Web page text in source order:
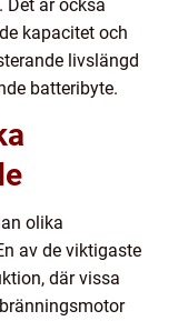
Det är också
kapacitet och
livslängd
batteribyte.
olika
av de viktigaste
där vissa